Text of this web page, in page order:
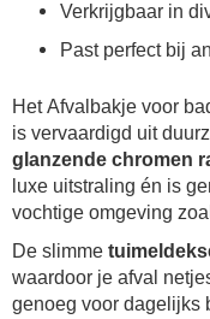
Verkrijgbaar in
Past perfect bij
Het Afvalbakje voor
is vervaardigd uit
glanzende chromen
luxe uitstraling én is
vochtige omgeving
De slimme
waardoor je afval
genoeg voor dagelijks